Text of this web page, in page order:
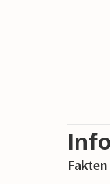
Fakten